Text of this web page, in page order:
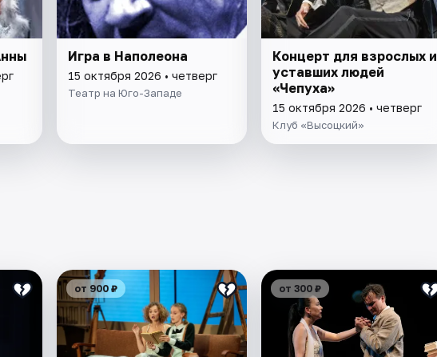
Игра в Наполеона
15 октября 2026 • четверг
Театр на Юго-Западе
Концерт для взрослых и
уставших людей
«Чепуха»
15 октября 2026 • четверг
Клуб «Высоцкий»
от 900 ₽ от 300 ₽